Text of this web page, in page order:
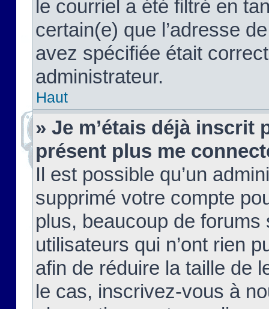
le courriel a été filtré en
certain(e) que l’adresse
avez spécifiée était
administrateur.
Haut
» Je m’étais déjà inscrit
présent plus me
Il est possible qu’un
supprimé votre compte
plus, beaucoup de
utilisateurs qui n’ont rien
afin de réduire la taille de
le cas, inscrivez-vous à